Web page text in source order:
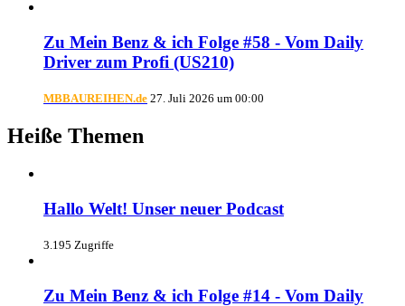
Zu Mein Benz & ich Folge #58 - Vom Daily
Driver zum Profi (US210)
MBBAUREIHEN.de 27. Juli 2026 um 00:00
Heiße Themen
Hallo Welt! Unser neuer Podcast
3.195 Zugriffe
Zu Mein Benz & ich Folge #14 - Vom Daily